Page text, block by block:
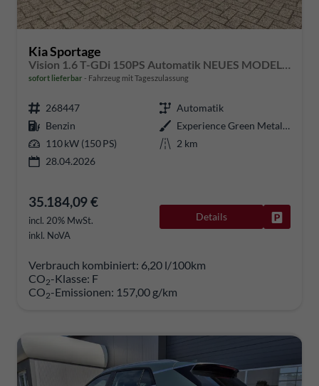
Kia Sportage
Vision 1.6 T-GDi 150PS Automatik NEUES MODELL MY26 FACELIFT Sitzheizung Lenkradheizung Klimaautomatik Navi Bluetooth Touchscreen Apple CarPlay Android Auto PDC v+h 17"LM Rückf.Kamera ACC 2x Keyless
sofort lieferbar Fahrzeug mit Tageszulassung
268447
Automatik
Benzin
Experience Green Metallic
110 kW (150 PS)
2 km
28.04.2026
35.184,09 €
incl. 20% MwSt.
inkl. NoVA
Details
Verbrauch kombiniert: 6,20 l/100km
CO2-Klasse: F
CO2-Emissionen: 157,00 g/km